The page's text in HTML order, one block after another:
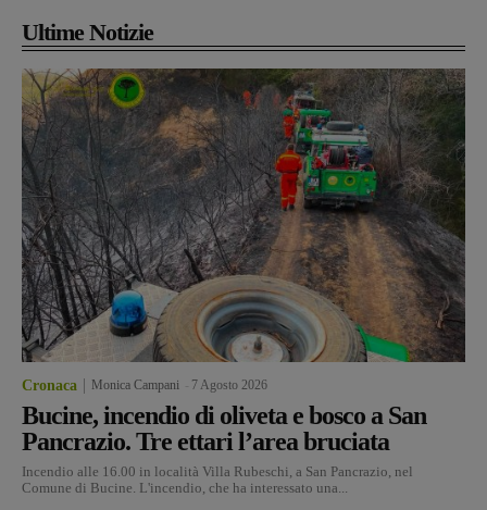
Ultime Notizie
Cronaca Monica Campani 7 Agosto 2026
Bucine, incendio di oliveta e bosco a San
Pancrazio. Tre ettari l’area bruciata
Incendio alle 16.00 in località Villa Rubeschi, a San Pancrazio, nel
Comune di Bucine. L'incendio, che ha interessato una...